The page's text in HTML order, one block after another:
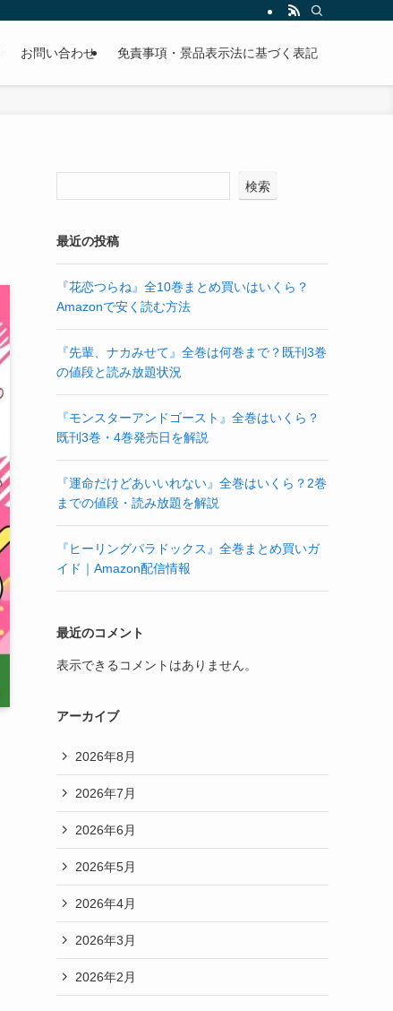
お問い合わせ 免責事項・景品表示法に基づく表記
検索
最近の投稿
『花恋つらね』全10巻まとめ買いはいくら？
Amazonで安く読む方法
『先輩、ナカみせて』全巻は何巻まで？既刊3巻
の値段と読み放題状況
『モンスターアンドゴースト』全巻はいくら？
既刊3巻・4巻発売日を解説
『運命だけどあいいれない』全巻はいくら？2巻
までの値段・読み放題を解説
『ヒーリングパラドックス』全巻まとめ買いガ
イド｜Amazon配信情報
最近のコメント
表示できるコメントはありません。
アーカイブ
2026年8月
2026年7月
2026年6月
2026年5月
2026年4月
2026年3月
2026年2月